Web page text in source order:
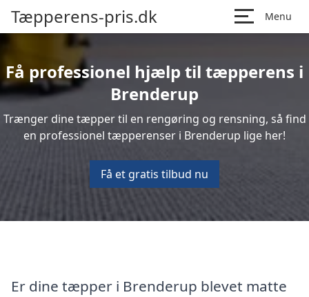
Tæpperens-pris.dk Menu
Få professionel hjælp til tæpperens i
Brenderup
Trænger dine tæpper til en rengøring og rensning, så find
en professionel tæpperenser i Brenderup lige her!
Få et gratis tilbud nu
Er dine tæpper i Brenderup blevet matte